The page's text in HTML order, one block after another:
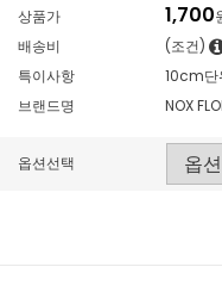
상품가 1,700
배송비
(조건)
특이사항
10cm단
브랜드명
NOX
옵션선택